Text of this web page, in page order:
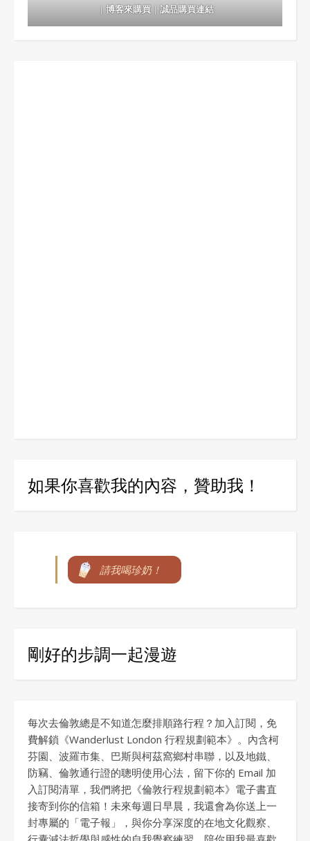
｜博客來購買｜誠品購買連結
如果你喜歡我的內容，贊助我！
請我喝珍奶！
剛好的步調一起漫遊
每次去倫敦總是不知道怎麼排順路行程？加入訂閱，免
費解鎖《Wanderlust London 行程規劃範本》。內含柯
芬園、波羅市集、巴斯與柯茲窩鄉村串聯，以及地鐵、
防竊、倫敦通行證的聰明使用心法，留下你的 Email 加
入訂閱清單，我們將把《倫敦行程規劃範本》電子書直
接寄到你的信箱！未來每週日早晨，我還會為你送上一
封專屬的「電子報」，與你分享深度的在地文化觀察、